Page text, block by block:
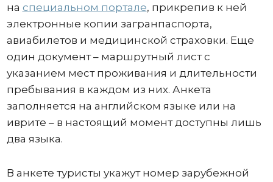
на специальном портале, прикрепив к ней
электронные копии загранпаспорта,
авиабилетов и медицинской страховки. Еще
один документ – маршрутный лист с
указанием мест проживания и длительности
пребывания в каждом из них. Анкета
заполняется на английском языке или на
иврите – в настоящий момент доступны лишь
два языка.
В анкете туристы укажут номер зарубежной